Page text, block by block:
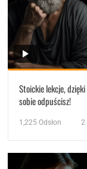
Stoickie lekcje,
sobie odpuścisz!
1,225 Odsłon 2